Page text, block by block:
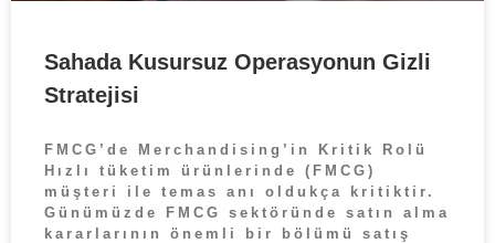
Sahada Kusursuz Operasyonun Gizli
Stratejisi
FMCG’de Merchandising’in Kritik Rolü
Hızlı tüketim ürünlerinde (FMCG)
müşteri ile temas anı oldukça kritiktir.
Günümüzde FMCG sektöründe satın alma
kararlarının önemli bir bölümü satış